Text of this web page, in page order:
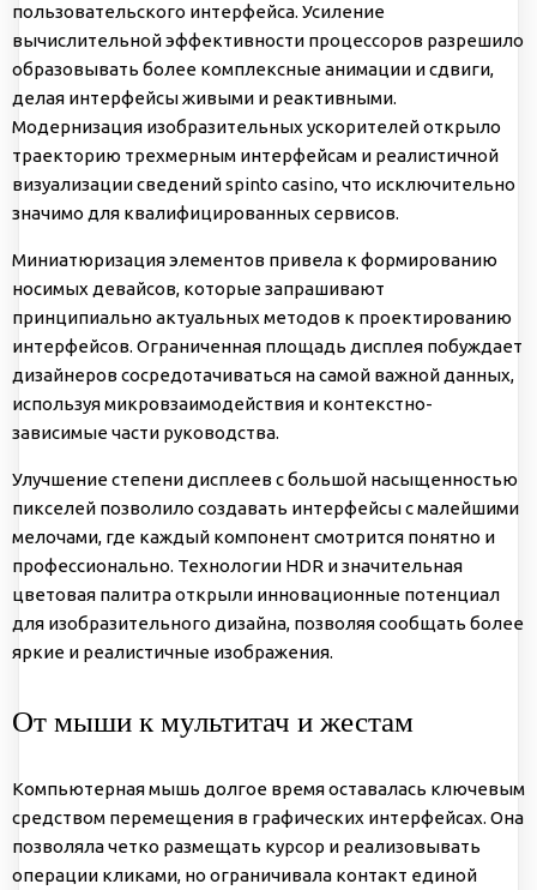
пользовательского интерфейса. Усиление
вычислительной эффективности процессоров разрешило
образовывать более комплексные анимации и сдвиги,
делая интерфейсы живыми и реактивными.
Модернизация изобразительных ускорителей открыло
траекторию трехмерным интерфейсам и реалистичной
визуализации сведений spinto casino, что исключительно
значимо для квалифицированных сервисов.
Миниатюризация элементов привела к формированию
носимых девайсов, которые запрашивают
принципиально актуальных методов к проектированию
интерфейсов. Ограниченная площадь дисплея побуждает
дизайнеров сосредотачиваться на самой важной данных,
используя микровзаимодействия и контекстно-
зависимые части руководства.
Улучшение степени дисплеев с большой насыщенностью
пикселей позволило создавать интерфейсы с малейшими
мелочами, где каждый компонент смотрится понятно и
профессионально. Технологии HDR и значительная
цветовая палитра открыли инновационные потенциал
для изобразительного дизайна, позволяя сообщать более
яркие и реалистичные изображения.
От мыши к мультитач и жестам
Компьютерная мышь долгое время оставалась ключевым
средством перемещения в графических интерфейсах. Она
позволяла четко размещать курсор и реализовывать
операции кликами, но ограничивала контакт единой